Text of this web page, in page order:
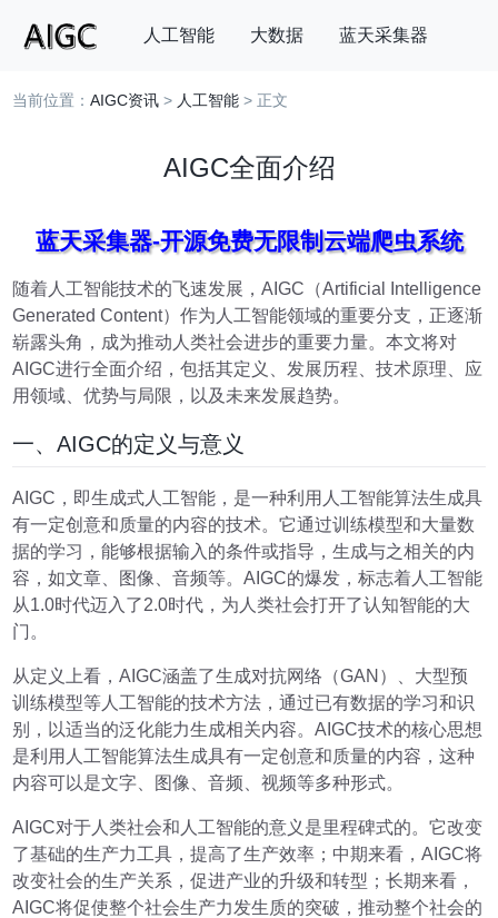
人工智能 大数据 蓝天采集器
搜索
当前位置：AIGC资讯 > 人工智能 > 正文
AIGC全面介绍
蓝天采集器-开源免费无限制云端爬虫系统
随着人工智能技术的飞速发展，AIGC（Artificial Intelligence
Generated Content）作为人工智能领域的重要分支，正逐渐
崭露头角，成为推动人类社会进步的重要力量。本文将对
AIGC进行全面介绍，包括其定义、发展历程、技术原理、应
用领域、优势与局限，以及未来发展趋势。
一、AIGC的定义与意义
AIGC，即生成式人工智能，是一种利用人工智能算法生成具
有一定创意和质量的内容的技术。它通过训练模型和大量数
据的学习，能够根据输入的条件或指导，生成与之相关的内
容，如文章、图像、音频等。AIGC的爆发，标志着人工智能
从1.0时代迈入了2.0时代，为人类社会打开了认知智能的大
门。
从定义上看，AIGC涵盖了生成对抗网络（GAN）、大型预
训练模型等人工智能的技术方法，通过已有数据的学习和识
别，以适当的泛化能力生成相关内容。AIGC技术的核心思想
是利用人工智能算法生成具有一定创意和质量的内容，这种
内容可以是文字、图像、音频、视频等多种形式。
AIGC对于人类社会和人工智能的意义是里程碑式的。它改变
了基础的生产力工具，提高了生产效率；中期来看，AIGC将
改变社会的生产关系，促进产业的升级和转型；长期来看，
AIGC将促使整个社会生产力发生质的突破，推动整个社会的